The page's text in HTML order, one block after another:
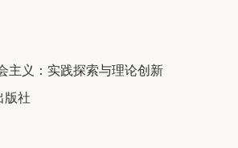
主义：实践探索与理论创新
版社